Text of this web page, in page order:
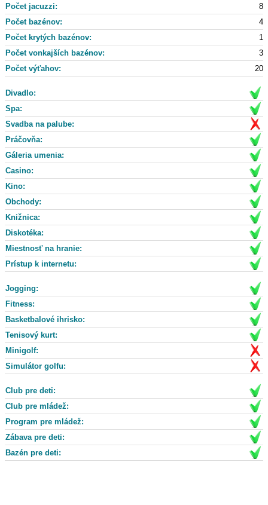
Počet jacuzzi:
8
Počet bazénov:
4
Počet krytých bazénov:
1
Počet vonkajších bazénov:
3
Počet výťahov:
20
Divadlo:
Spa:
Svadba na palube:
Práčovňa:
Gáleria umenia:
Casino:
Kino:
Obchody:
Knižnica:
Diskotéka:
Miestnosť na hranie:
Prístup k internetu:
Jogging:
Fitness:
Basketbalové ihrisko:
Tenisový kurt:
Minigolf:
Simulátor golfu:
Club pre deti:
Club pre mládež:
Program pre mládež:
Zábava pre deti:
Bazén pre deti: